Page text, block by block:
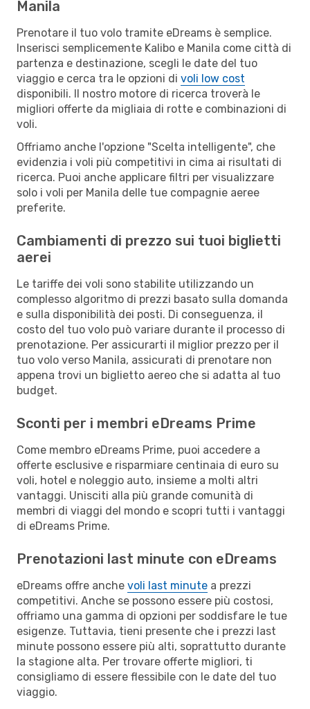
Manila
Prenotare il tuo volo tramite eDreams è semplice.
Inserisci semplicemente Kalibo e Manila come città di
partenza e destinazione, scegli le date del tuo
viaggio e cerca tra le opzioni di voli low cost
disponibili. Il nostro motore di ricerca troverà le
migliori offerte da migliaia di rotte e combinazioni di
voli.
Offriamo anche l'opzione "Scelta intelligente", che
evidenzia i voli più competitivi in cima ai risultati di
ricerca. Puoi anche applicare filtri per visualizzare
solo i voli per Manila delle tue compagnie aeree
preferite.
Cambiamenti di prezzo sui tuoi biglietti
aerei
Le tariffe dei voli sono stabilite utilizzando un
complesso algoritmo di prezzi basato sulla domanda
e sulla disponibilità dei posti. Di conseguenza, il
costo del tuo volo può variare durante il processo di
prenotazione. Per assicurarti il miglior prezzo per il
tuo volo verso Manila, assicurati di prenotare non
appena trovi un biglietto aereo che si adatta al tuo
budget.
Sconti per i membri eDreams Prime
Come membro eDreams Prime, puoi accedere a
offerte esclusive e risparmiare centinaia di euro su
voli, hotel e noleggio auto, insieme a molti altri
vantaggi. Unisciti alla più grande comunità di
membri di viaggi del mondo e scopri tutti i vantaggi
di eDreams Prime.
Prenotazioni last minute con eDreams
eDreams offre anche voli last minute a prezzi
competitivi. Anche se possono essere più costosi,
offriamo una gamma di opzioni per soddisfare le tue
esigenze. Tuttavia, tieni presente che i prezzi last
minute possono essere più alti, soprattutto durante
la stagione alta. Per trovare offerte migliori, ti
consigliamo di essere flessibile con le date del tuo
viaggio.